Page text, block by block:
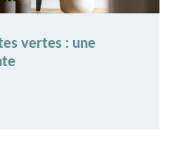
vertes : une